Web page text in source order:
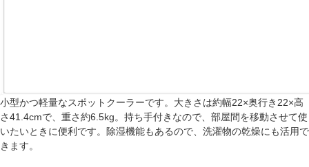
小型かつ軽量なスポットクーラーです。大きさは約幅22×奥行き22×高
さ41.4cmで、重さ約6.5kg。持ち手付きなので、部屋間を移動させて使
いたいときに便利です。除湿機能もあるので、洗濯物の乾燥にも活用で
きます。